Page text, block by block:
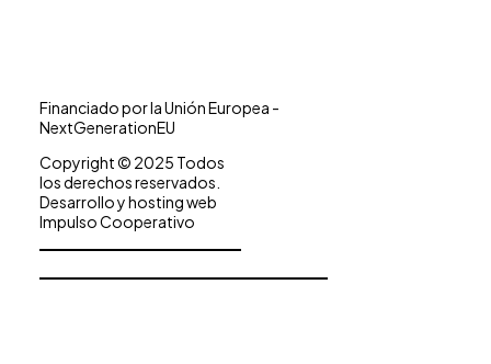
Financiado por la Unión Europea -
NextGenerationEU
Copyright © 2025 Todos
los derechos reservados.
Desarrollo y hosting web
Impulso Cooperativo